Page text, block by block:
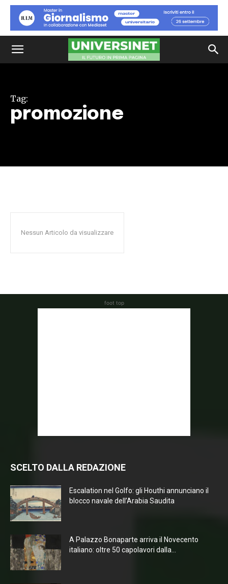
Tag:
promozione
Nessun Articolo da visualizzare
foot top
SCELTO DALLA REDAZIONE
Escalation nel Golfo: gli Houthi annunciano il
blocco navale dell’Arabia Saudita
A Palazzo Bonaparte arriva il Novecento
italiano: oltre 50 capolavori dalla...